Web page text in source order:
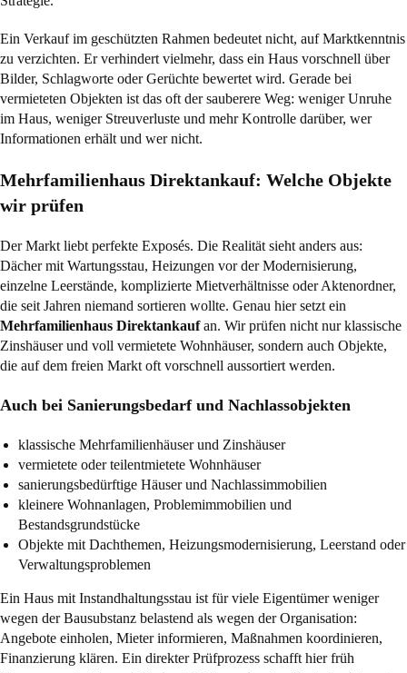
Ein Verkauf im geschützten Rahmen bedeutet nicht, auf Marktkenntnis
zu verzichten. Er verhindert vielmehr, dass ein Haus vorschnell über
Bilder, Schlagworte oder Gerüchte bewertet wird. Gerade bei
vermieteten Objekten ist das oft der sauberere Weg: weniger Unruhe
im Haus, weniger Streuverluste und mehr Kontrolle darüber, wer
Informationen erhält und wer nicht.
Mehrfamilienhaus Direktankauf: Welche Objekte
wir prüfen
Der Markt liebt perfekte Exposés. Die Realität sieht anders aus:
Dächer mit Wartungsstau, Heizungen vor der Modernisierung,
einzelne Leerstände, komplizierte Mietverhältnisse oder Aktenordner,
die seit Jahren niemand sortieren wollte. Genau hier setzt ein
Mehrfamilienhaus Direktankaufan. Wir prüfen nicht nur klassische
Zinshäuser und voll vermietete Wohnhäuser, sondern auch Objekte,
die auf dem freien Markt oft vorschnell aussortiert werden.
Auch bei Sanierungsbedarf und Nachlassobjekten
klassische Mehrfamilienhäuser und Zinshäuser
vermietete oder teilentmietete Wohnhäuser
sanierungsbedürftige Häuser und Nachlassimmobilien
kleinere Wohnanlagen, Problemimmobilien und
Bestandsgrundstücke
Objekte mit Dachthemen, Heizungsmodernisierung, Leerstand oder
Verwaltungsproblemen
Ein Haus mit Instandhaltungsstau ist für viele Eigentümer weniger
wegen der Bausubstanz belastend als wegen der Organisation:
Angebote einholen, Mieter informieren, Maßnahmen koordinieren,
Finanzierung klären. Ein direkter Prüfprozess schafft hier früh